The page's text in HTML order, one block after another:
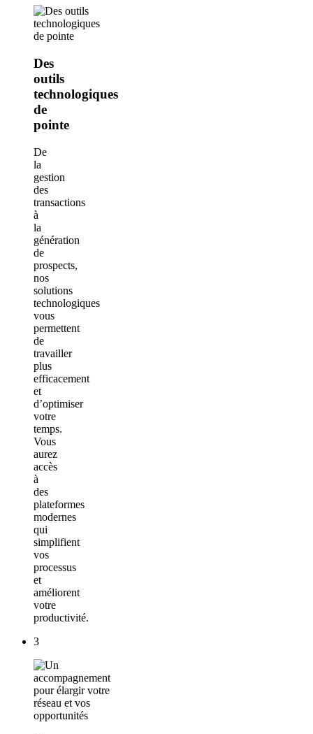
Des
outils
technologiques
de
pointe
De
la
gestion
des
transactions
à
la
génération
de
prospects,
nos
solutions
technologiques
vous
permettent
de
travailler
plus
efficacement
et
d’optimiser
votre
temps.
Vous
aurez
accès
à
des
plateformes
modernes
qui
simplifient
vos
processus
et
améliorent
votre
productivité.
3